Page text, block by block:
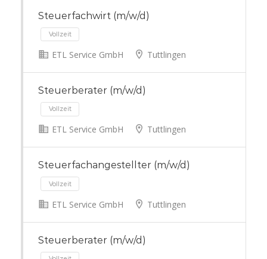
Steuerfachwirt (m/w/d)
Vollzeit
ETL Service GmbH Tuttlingen
Steuerberater (m/w/d)
Vollzeit
ETL Service GmbH Tuttlingen
Steuerfachangestellter (m/w/d)
ETL Service GmbH Tuttlingen
Steuerberater (m/w/d)